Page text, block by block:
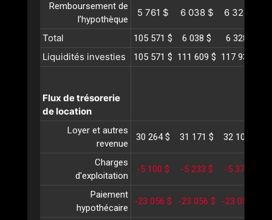
Remboursement de
l’hypothèque
5 761 $ 6 038 $ 6 328 $
Total 105 571 $ 6 038 $ 6 328 $
Liquidités investies 105 571 $ 111 609 $ 117 938 $
Flux de trésorerie
de location
Loyer et autres
revenue
30 264 $ 31 171 $ 32 107 $
Charges
d'exploitation
-5 100 $ -5 233 $ -5 370 $
Paiement
hypothécaire
-23 056 $ -23 056 $ -23 056 $